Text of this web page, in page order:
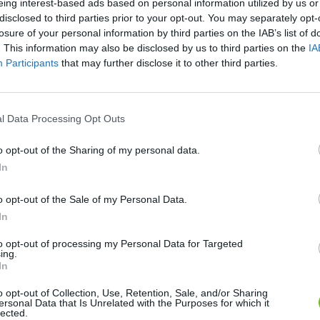
interest-based ads based on personal information utilized by us
to third parties prior to your opt-out. You may separately
of your personal information by third parties on the IAB’s list of
This information may also be disclosed by us to third parties on the
Participants that may further disclose it to other third parties.
Data Processing Opt Outs
opt-out of the Sharing of my personal data.
opt-out of the Sale of my Personal Data.
opt-out of processing my Personal Data for Targeted
opt-out of Collection, Use, Retention, Sale, and/or Sharing
Data that Is Unrelated with the Purposes for which it
Tento reproduktor je testovaný na odolnosťIP66, čo znamená, že je